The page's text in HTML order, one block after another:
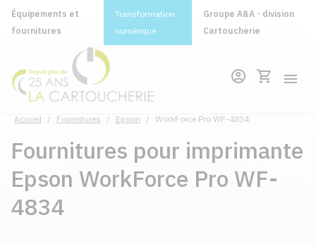
Équipements et
fournitures
Transformation
numérique
Groupe A&A - division
Cartoucherie
Accueil / Fournitures / Epson / WorkForce Pro WF-4834
Fournitures pour imprimante
Epson WorkForce Pro WF-
4834